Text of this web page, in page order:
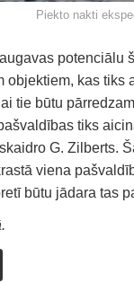
Piekto nakti
potenciālu
kas tiks
tie būtu
tiks
G. Zilberts.
viena
būtu jādara tas